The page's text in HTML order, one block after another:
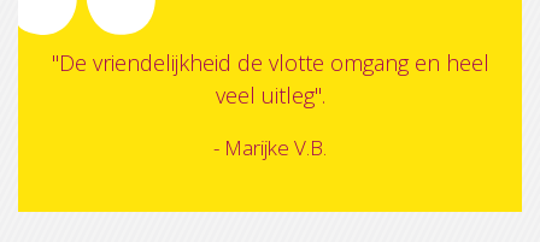
"De vriendelijkheid de vlotte omgang en heel
veel uitleg".
- Marijke V.B.